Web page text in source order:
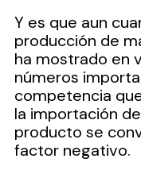
Y es que aun
producción de
ha mostrado en
números
competencia
la importación
producto se
factor negativo.